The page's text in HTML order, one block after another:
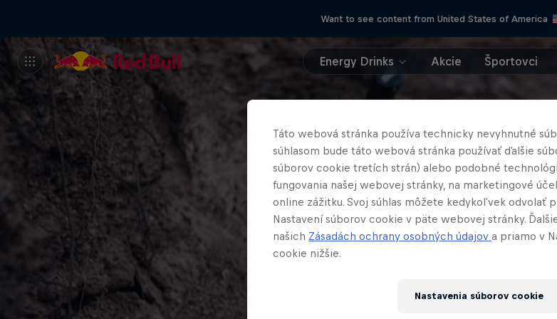
Want to see content from United States of America
Energy Drinks Akcie Športovci
Táto webová stránka používa technicky nevyhnutné
súhlasom bude táto webová stránka používať ďalšie
súborov cookie tretích strán) alebo podobné
fungovania našej webovej stránky, na marketingové
online zážitku. Svoj súhlas môžete kedykoľvek odvolať
Nastavení súborov cookie v päte webovej stránky.
našich Zásadách ochrany osobných údajov a priamo v
cookie nižšie.
Nastavenia súborov cookie